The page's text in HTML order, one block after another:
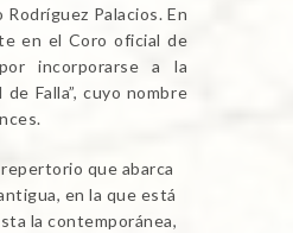
Palacios. En
en el Coro oficial de
incorporarse a la
Falla”, cuyo nombre
que abarca
en la que está
la contemporánea,